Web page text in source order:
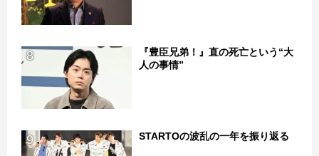
8
『豊臣兄弟！』直の死亡という“大
人の事情”
9 STARTOの波乱の一年を振り返る